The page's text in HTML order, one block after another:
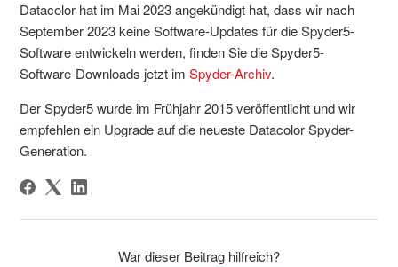
Datacolor hat im Mai 2023 angekündigt hat, dass wir nach
September 2023 keine Software-Updates für die Spyder5-
Software entwickeln werden, finden Sie die Spyder5-
Software-Downloads jetzt imSpyder-Archiv.
Der Spyder5 wurde im Frühjahr 2015 veröffentlicht und wir
empfehlen ein Upgrade auf die neueste Datacolor Spyder-
Generation.
War dieser Beitrag hilfreich?